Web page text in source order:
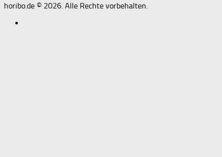
horibo.de © 2026. Alle Rechte vorbehalten.